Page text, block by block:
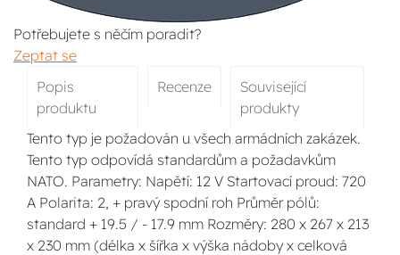
Potřebujete s něčím poradit?
Zeptat se
Popis
produktu
Recenze
Související
produkty
Tento typ je požadován u všech armádních zakázek.
Tento typ odpovídá standardům a požadavkům
NATO. Parametry: Napětí: 12 V Startovací proud: 720
A Polarita: 2, + pravý spodní roh Průměr pólů:
standard + 19.5 / - 17.9 mm Rozměry: 280 x 267 x 213
x 230 mm (délka x šířka x výška nádoby x celková